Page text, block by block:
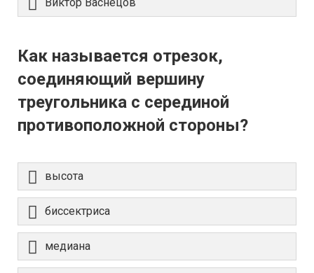
Как называется отрезок,
соединяющий вершину
треугольника с серединой
противоположной стороны?
высота
биссектриса
медиана